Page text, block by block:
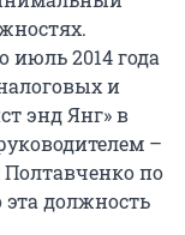
июль 2014 года
и
энд Янг» в
–
по
должность